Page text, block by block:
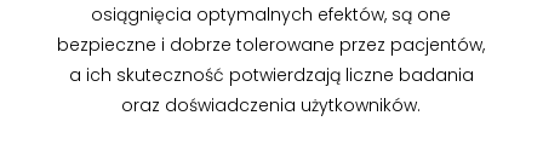
osiągnięcia optymalnych efektów, są one
bezpieczne i dobrze tolerowane przez pacjentów,
a ich skuteczność potwierdzają liczne badania
oraz doświadczenia użytkowników.